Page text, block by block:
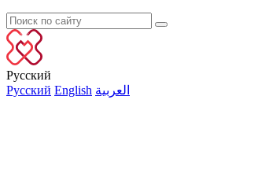
Русский
Русский English العربية